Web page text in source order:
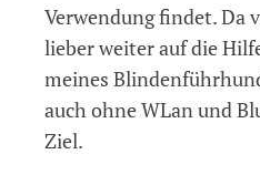
Verwendung findet. Da
lieber weiter auf die
meines
auch ohne WLan und
Ziel.